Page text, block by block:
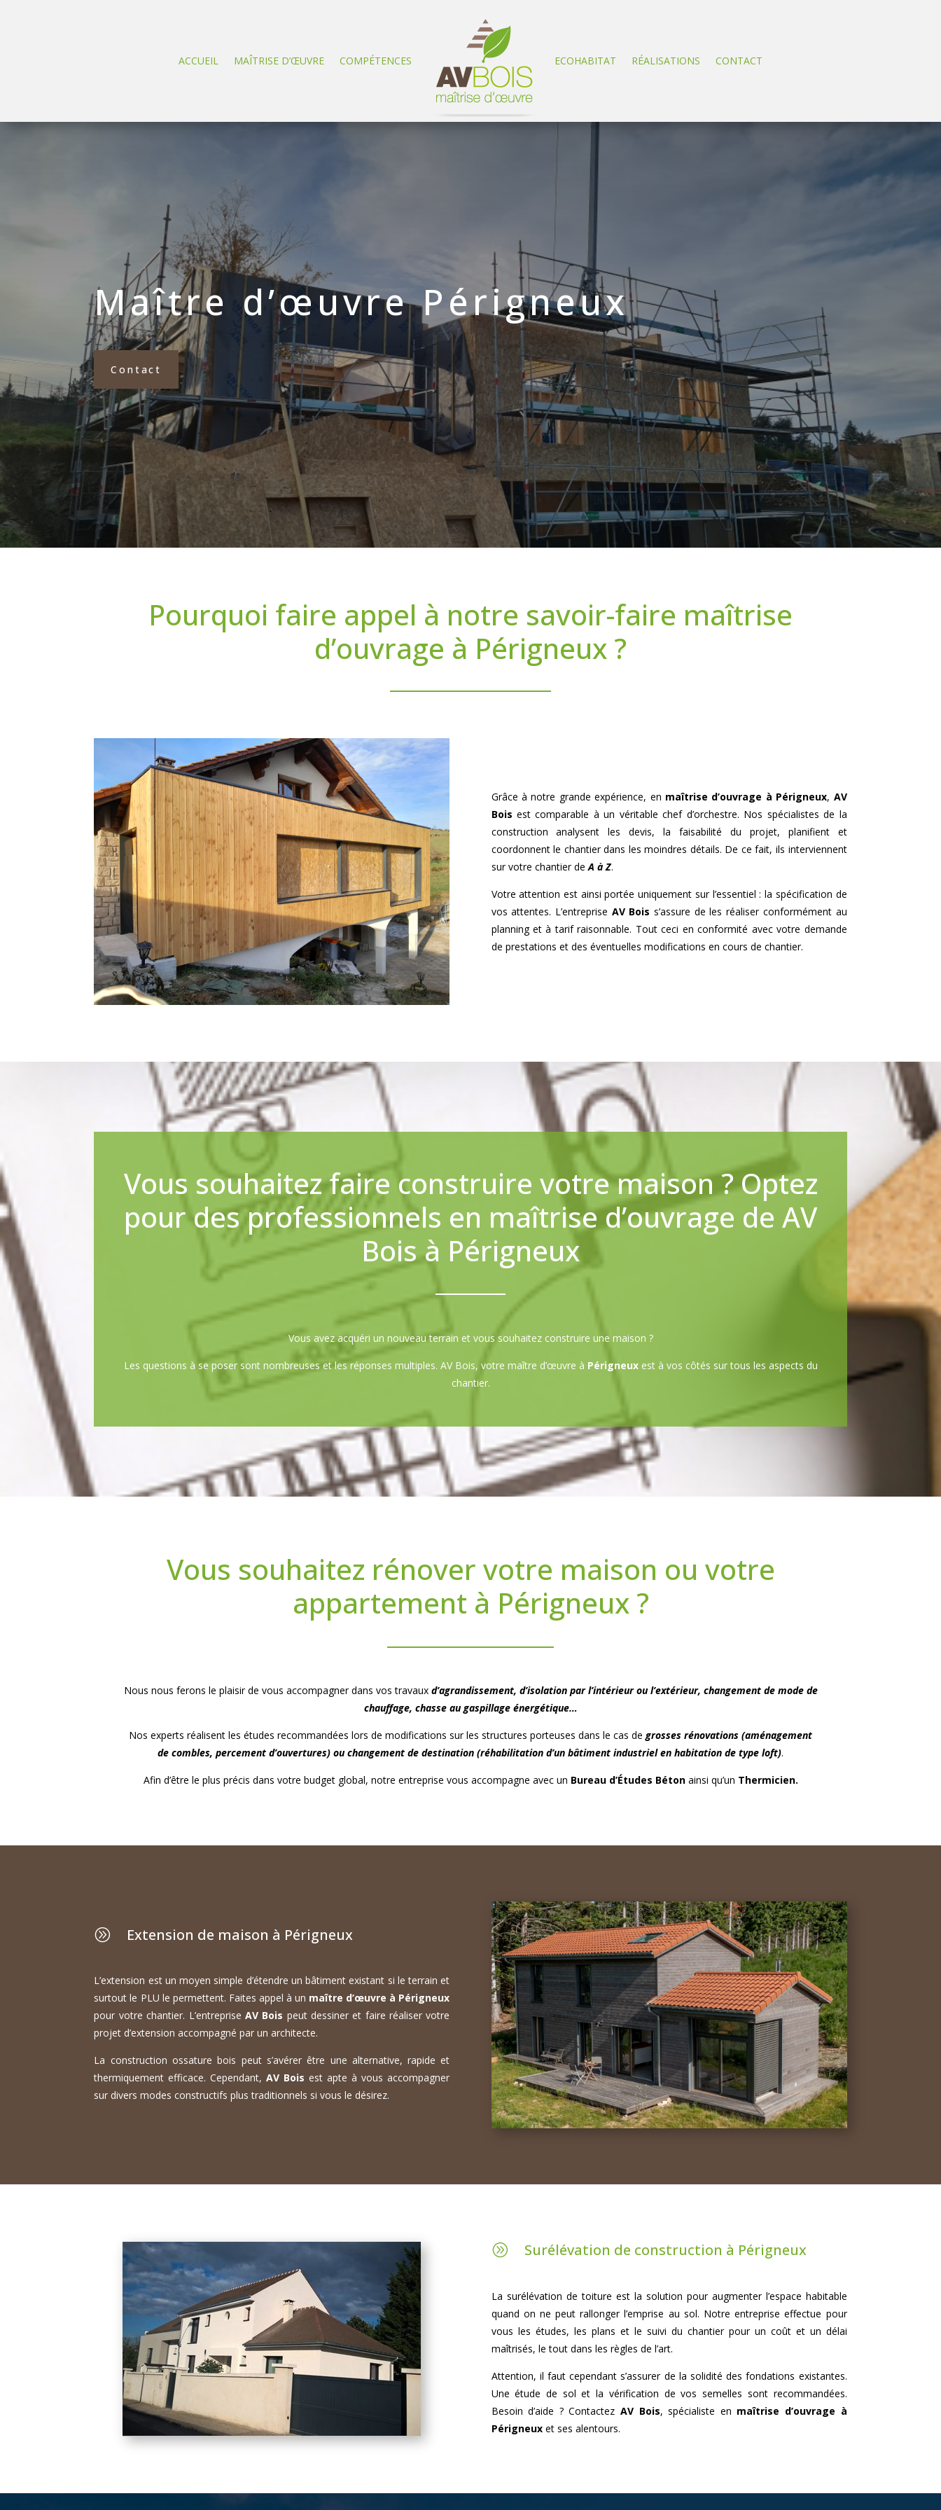
ACCUEIL MAÎTRISE D’ŒUVRE COMPÉTENCES ECOHABITAT RÉALISATIONS CONTACT
Maître d’œuvre Périgneux
Contact
Pourquoi faire appel à notre savoir-faire maîtrise
d’ouvrage à Périgneux ?
Grâce à notre grande expérience, en maîtrise d’ouvrage à Périgneux, AV
Bois est comparable à un véritable chef d’orchestre. Nos spécialistes de la
construction analysent les devis, la faisabilité du projet, planifient et
coordonnent le chantier dans les moindres détails. De ce fait, ils interviennent
sur votre chantier deA à Z.
Votre attention est ainsi portée uniquement sur l’essentiel : la spécification de
vos attentes. L’entreprise AV Bois s’assure de les réaliser conformément au
planning et à tarif raisonnable. Tout ceci en conformité avec votre demande
de prestations et des éventuelles modifications en cours de chantier.
Vous souhaitez faire construire votre maison ? Optez
pour des professionnels en maîtrise d’ouvrage de AV
Bois à Périgneux
Vous avez acquéri un nouveau terrain et vous souhaitez construire une maison ?
Les questions à se poser sont nombreuses et les réponses multiples. AV Bois, votre maître d’œuvre à Périgneuxest à vos côtés sur tous les aspects du
chantier.
Vous souhaitez rénover votre maison ou votre
appartement à Périgneux ?
Nous nous ferons le plaisir de vous accompagner dans vos travaux d’agrandissement, d’isolation par l’intérieur ou l’extérieur, changement de mode de
chauffage, chasse au gaspillage énergétique…
Nos experts réalisent les études recommandées lors de modifications sur les structures porteuses dans le cas degrosses rénovations (aménagement
de combles, percement d’ouvertures) ou changement de destination (réhabilitation d’un bâtiment industriel en habitation de type loft).
Afin d’être le plus précis dans votre budget global, notre entreprise vous accompagne avec un Bureau d’Études Bétonainsi qu’un Thermicien.
A Extension de maison à Périgneux
L’extension est un moyen simple d’étendre un bâtiment existant si le terrain et
surtout le PLU le permettent. Faites appel à un maître d’œuvre à Périgneux
pour votre chantier. L’entreprise AV Bois peut dessiner et faire réaliser votre
projet d’extension accompagné par un architecte.
La construction ossature bois peut s’avérer être une alternative, rapide et
thermiquement efficace. Cependant,AV Bois est apte à vous accompagner
sur divers modes constructifs plus traditionnels si vous le désirez.
A Surélévation de construction à Périgneux
La surélévation de toiture est la solution pour augmenter l’espace habitable
quand on ne peut rallonger l’emprise au sol. Notre entreprise effectue pour
vous les études, les plans et le suivi du chantier pour un coût et un délai
maîtrisés, le tout dans les règles de l’art.
Attention, il faut cependant s’assurer de la solidité des fondations existantes.
Une étude de sol et la vérification de vos semelles sont recommandées.
Besoin d’aide ? Contactez AV Bois, spécialiste en maîtrise d’ouvrage à
Périgneuxet ses alentours.